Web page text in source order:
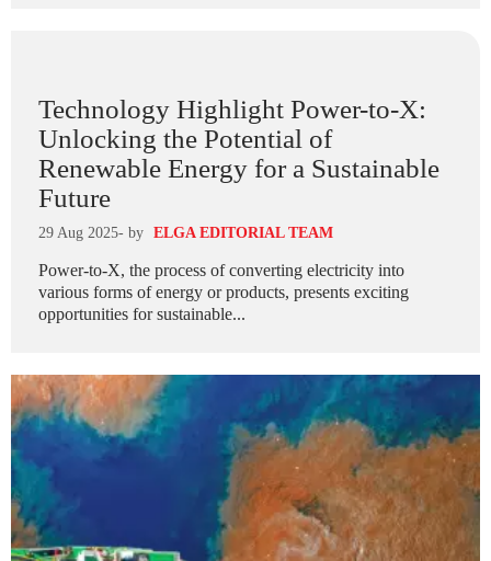
Technology Highlight Power-to-X:
Unlocking the Potential of
Renewable Energy for a Sustainable
Future
29 Aug 2025- by ELGA EDITORIAL TEAM
Power-to-X, the process of converting electricity into
various forms of energy or products, presents exciting
opportunities for sustainable...